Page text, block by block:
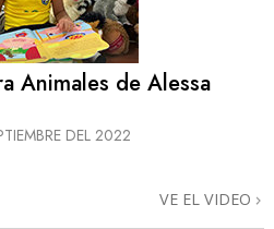
Animales de Alessa
DEL 2022
VE EL VIDEO